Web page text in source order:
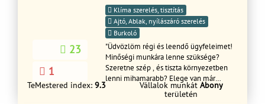
23
1
Klíma szerelés, tisztítás
Ajtó, Ablak, nyílászáró szerelés
Burkoló
"Üdvözlöm régi és leendő ügyfeleimet!
Minőségi munkára lenne szüksége?
Szeretne szép , és tiszta környezetben
lenni mihamarabb? Elege van már
abból , hogy a vállalkozója hitegeti
nem teljesítik időre amit kért? Akkor ne
TeMestered index: 9.3 Vállalok munkát Abony
területén